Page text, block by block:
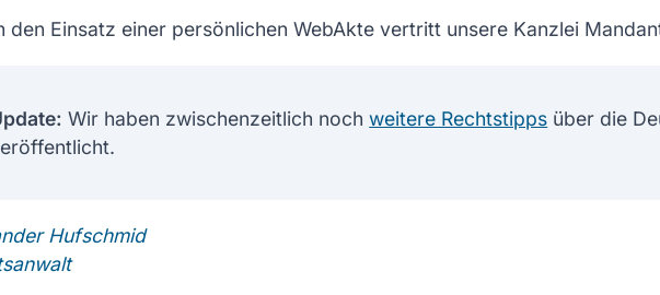
den Einsatz einer persönlichen WebAkte vertritt unsere Kanzlei
Wir haben zwischenzeitlich nochweitere Rechtstipps über die
Hufschmid